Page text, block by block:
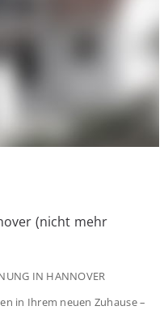
(nicht mehr
IN HANNOVER
in Ihrem neuen Zuhause –